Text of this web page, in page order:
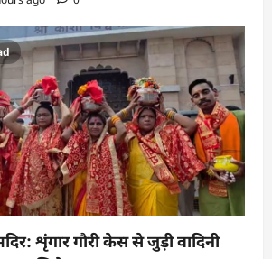
शृंगार गौरी केस से जुड़ी वादिनी